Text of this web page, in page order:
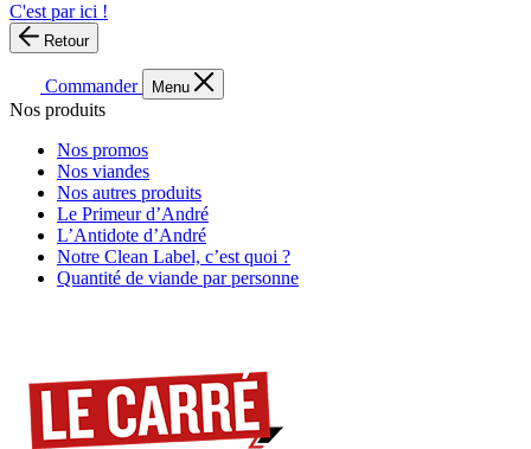
C'est par ici !
Retour
Commander Menu
Nos produits
Nos promos
Nos viandes
Nos autres produits
Le Primeur d’André
L’Antidote d’André
Notre Clean Label, c’est quoi ?
Quantité de viande par personne